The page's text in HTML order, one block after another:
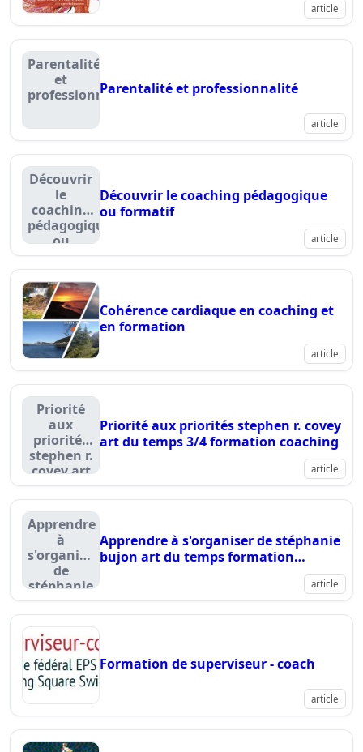
article
Parentalité
et
professionnalitéParentalité et professionnalité
article
Découvrir
le
coaching
pédagogique
ou
formatif
Découvrir le coaching pédagogique
ou formatif
article
Cohérence cardiaque en coaching et
en formation
article
Priorité
aux
priorités
stephen r.
covey art
du temps
3/4
formation
coaching
Priorité aux priorités stephen r. covey
art du temps 3/4 formation coaching
article
Apprendre
à
s'organiser
de
stéphanie
bujon art
du temps
formation
coaching
2/4
Apprendre à s'organiser de stéphanie
bujon art du temps formation
article
Formation de superviseur - coach
article